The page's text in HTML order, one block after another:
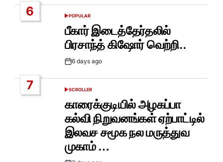
6
POSTED
IN
POPULAR
பீகார் இடைத்தேர்தலில்
பிரசாந்த் கிஷோர் வெற்றி..
Post6 days ago
7
POSTED
SCROLLER
காரைக்குடியில் அழகப்பா
கல்வி நிறுவனங்கள் ஏற்பாட்டில்
இலவச சமூக நல மருத்துவ
முகாம் …